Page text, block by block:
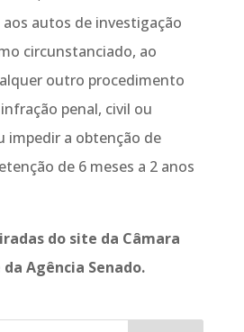
autos de investigação
circunstanciado, ao
outro procedimento
penal, civil ou
impedir a obtenção de
de 6 meses a 2 anos
do site da Câmara
Agência Senado.